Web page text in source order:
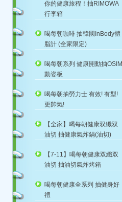
你的健康旅程！抽RIMOWA
行李箱
喝每朝咖啡 抽韓國InBody體
脂計 (全家限定)
喝每朝系列 健康開動抽OSIM
動姿板
喝每朝抽勞力士 有效! 有型!
更帥氣!
【全家】喝每朝健康双纖双
油切 抽健康氣炸鍋(油切)
【7-11】喝每朝健康双纖双
油切 抽油切氣炸烤箱
喝每朝健康全系列 抽健身好
禮